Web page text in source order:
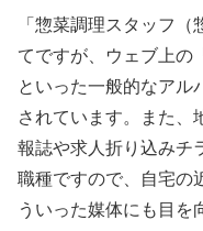
「惣菜調理スタッフ
てですが、ウェブ上の
といった一般的なアル
されています。また、
報誌や求人折り込みチ
職種ですので、自宅の
ういった媒体にも目を